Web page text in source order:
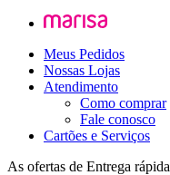
Meus Pedidos
Nossas Lojas
Atendimento
Como comprar
Fale conosco
Cartões e Serviços
As ofertas de Entrega rápida